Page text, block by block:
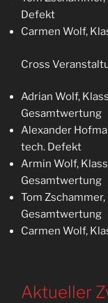
Defekt
Carmen Wolf,
Cross
Adrian Wolf,
Gesamtwertung
Alexander
tech. Defekt
Armin Wolf,
Gesamtwertung
Tom
Gesamtwertung
Carmen Wolf,
Aktueller